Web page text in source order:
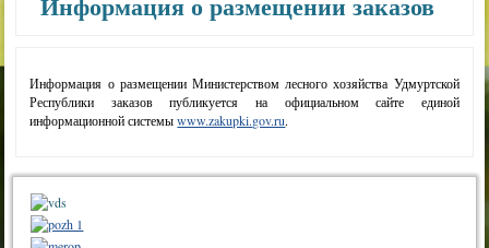
Информация о размещении заказов
Информация о размещении Министерством лесного хозяйства Удмуртской
Республики заказов публикуется на официальном сайте единой
информационной системыwww.zakupki.gov.ru.